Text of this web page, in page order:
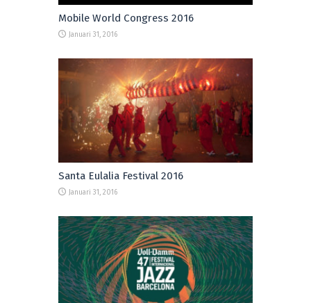
Mobile World Congress 2016
Januari 31, 2016
Santa Eulalia Festival 2016
Januari 31, 2016